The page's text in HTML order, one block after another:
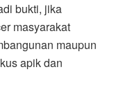
bukti, jika
masyarakat
maupun
apik dan